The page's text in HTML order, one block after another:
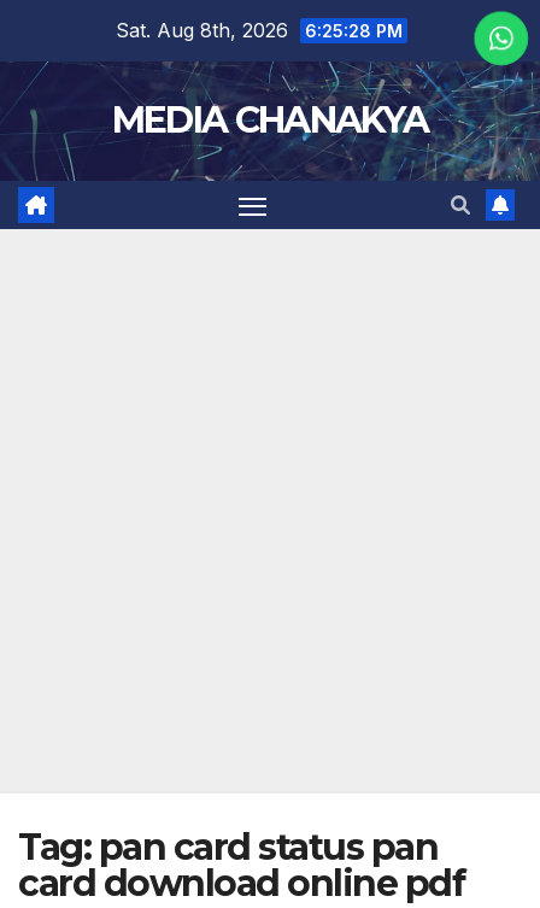
Sat. Aug 8th, 2026 6:25:28 PM
MEDIA CHANAKYA
Tag: pan card status pan
card download online pdf